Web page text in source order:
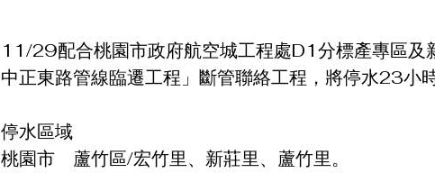
11/29配合桃園市政府航空城工程處D1分標產專區及
中正東路管線臨遷工程」斷管聯絡工程，將停水23小
停水區域
桃園市    蘆竹區/宏竹里、新莊里、蘆竹里。